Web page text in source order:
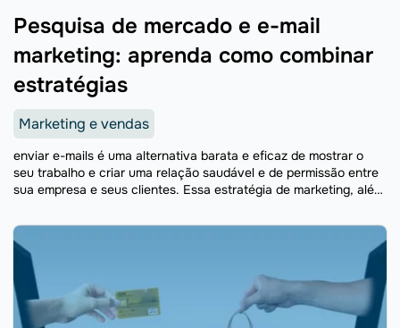
Pesquisa de mercado e e-mail
marketing: aprenda como combinar
estratégias
Marketing e vendas
enviar e-mails é uma alternativa barata e eficaz de mostrar o
seu trabalho e criar uma relação saudável e de permissão entre
sua empresa e seus clientes. Essa estratégia de marketing, além